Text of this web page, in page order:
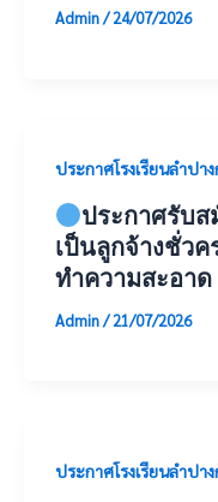
Admin/24/07/2026
ประกาศโรงเรียนลำปา
ประกาศรับส
เป็นลูกจ้างชั่ว
ทำความสะอาด
Admin/21/07/2026
ประกาศโรงเรียนลำปา